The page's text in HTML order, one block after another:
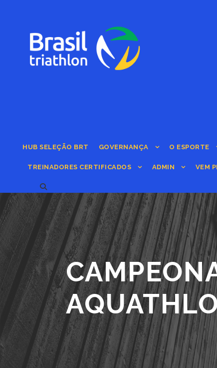
HUB SELEÇÃO BRT GOVERNANÇA O ESPORTE
TREINADORES CERTIFICADOS ADMIN VEM